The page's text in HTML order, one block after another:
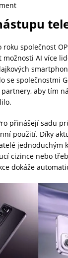
roku společnost
AI více
se společnostmi
aby tím
přinášejí sadu
použití. Díky
jednoduchým
cizince nebo
dokáže